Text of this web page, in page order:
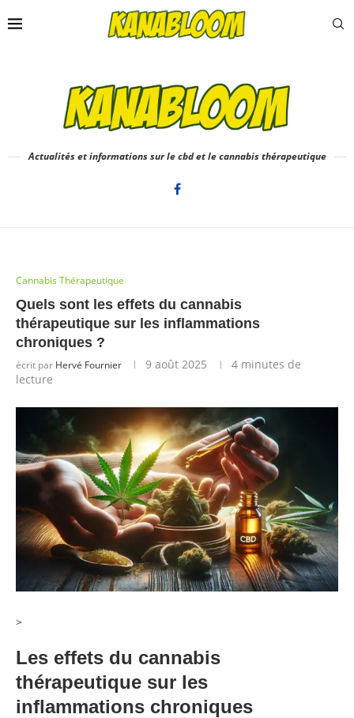
Actualités et informations sur le cbd et le cannabis thérapeutique
Cannabis Thérapeutique
Quels sont les effets du cannabis
thérapeutique sur les inflammations
chroniques ?
écrit par Hervé Fournier 9 août 2025
4 minutes de
lecture
>
Les effets du cannabis
thérapeutique sur les
inflammations chroniques